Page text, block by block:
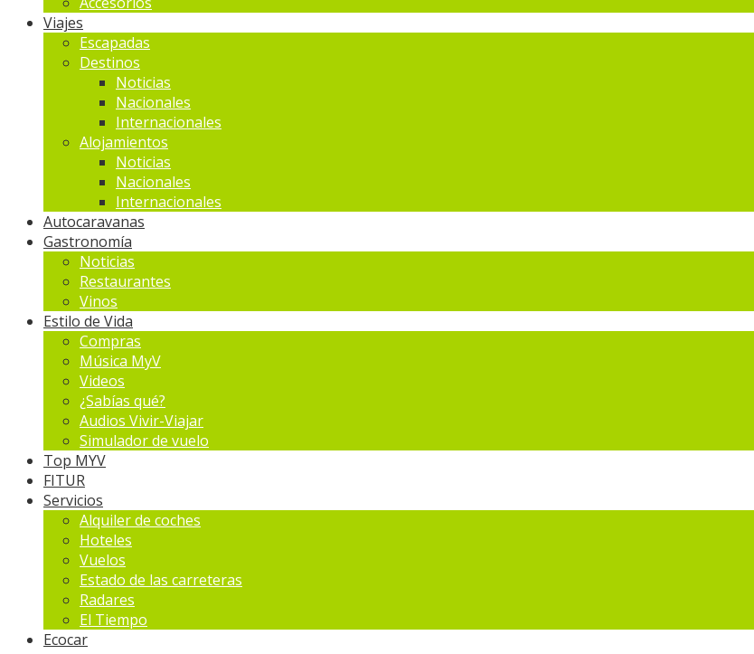
Viajes
Escapadas
Destinos
Noticias
Nacionales
Internacionales
Alojamientos
Noticias
Nacionales
Internacionales
Autocaravanas
Gastronomía
Noticias
Restaurantes
Vinos
Estilo de Vida
Compras
Música MyV
Videos
¿Sabías qué?
Audios Vivir-Viajar
Simulador de vuelo
Top MYV
FITUR
Servicios
Alquiler de coches
Hoteles
Vuelos
Estado de las carreteras
Radares
El Tiempo
Ecocar